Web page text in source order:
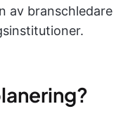
av branschledare